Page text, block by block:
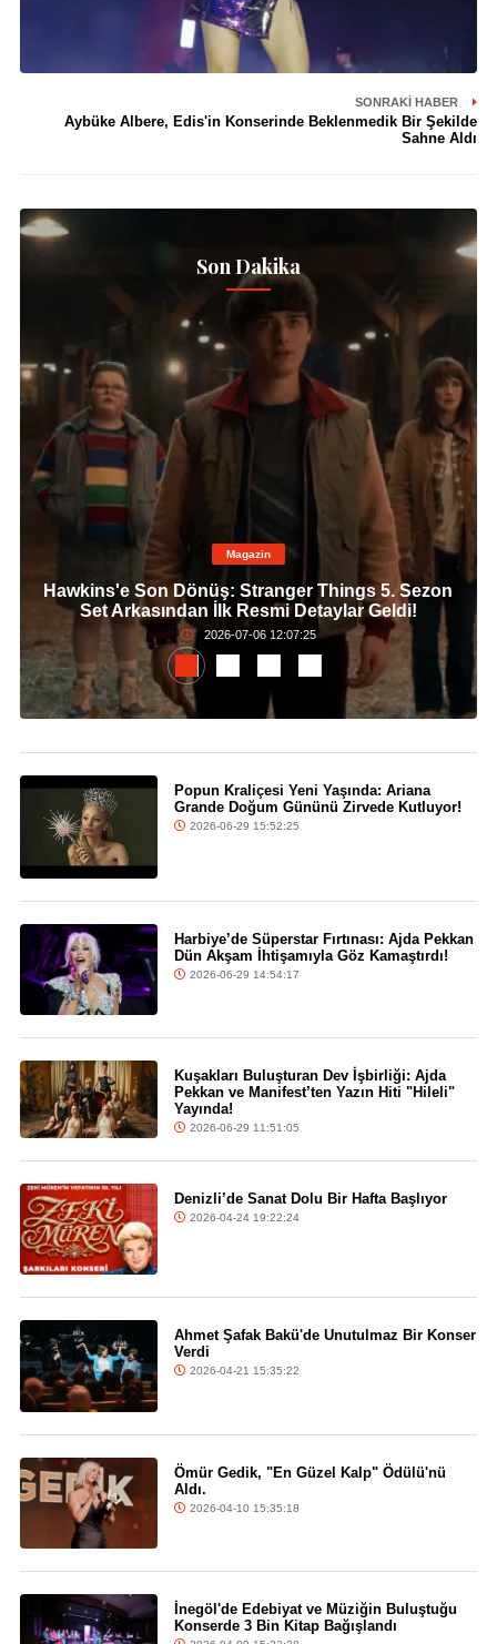
SONRAKI HABER
Aybüke Albere, Edis'in Konserinde Beklenmedik Bir Şekilde
Sahne Aldı
Son Dakika
Magazin
Hawkins'e Son Dönüş: Stranger Things 5. Sezon
Set Arkasından İlk Resmi Detaylar Geldi!
2026-07-06 12:07:25
Popun Kraliçesi Yeni Yaşında: Ariana
Grande Doğum Gününü Zirvede Kutluyor!
2026-06-29 15:52:25
Harbiye’de Süperstar Fırtınası: Ajda Pekkan
Dün Akşam İhtişamıyla Göz Kamaştırdı!
2026-06-29 14:54:17
Kuşakları Buluşturan Dev İşbirliği: Ajda
Pekkan ve Manifest’ten Yazın Hiti "Hileli"
Yayında!
2026-06-29 11:51:05
Denizli’de Sanat Dolu Bir Hafta Başlıyor
2026-04-24 19:22:24
Ahmet Şafak Bakü'de Unutulmaz Bir Konser
Verdi
2026-04-21 15:35:22
Ömür Gedik, "En Güzel Kalp" Ödülü'nü
Aldı.
2026-04-10 15:35:18
İnegöl'de Edebiyat ve Müziğin Buluştuğu
Konserde 3 Bin Kitap Bağışlandı